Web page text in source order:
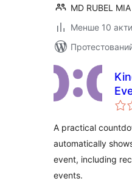
MD RUBEL MIA
Менше 10
A practical
automatically
event, including
events.